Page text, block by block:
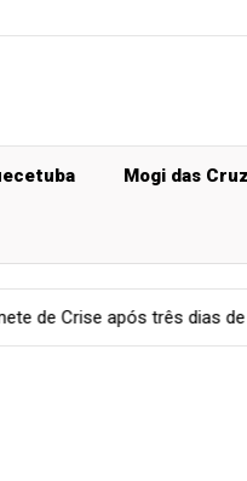
Mogi das
dias de atuação e mantém